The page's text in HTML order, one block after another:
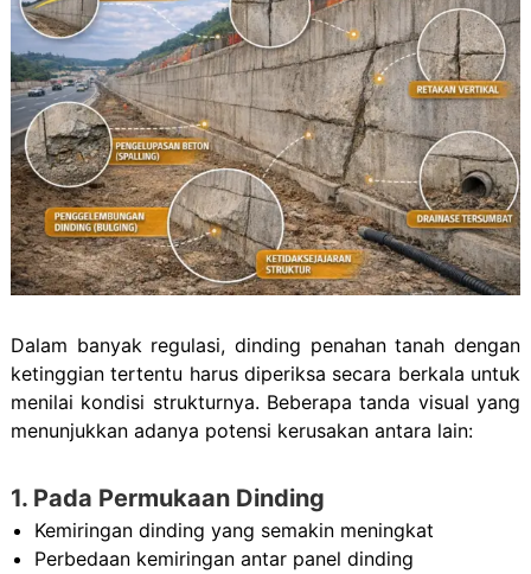
Dalam banyak regulasi, dinding penahan tanah dengan
ketinggian tertentu harus diperiksa secara berkala untuk
menilai kondisi strukturnya. Beberapa tanda visual yang
menunjukkan adanya potensi kerusakan antara lain:
1. Pada Permukaan Dinding
Kemiringan dinding yang semakin meningkat
Perbedaan kemiringan antar panel dinding